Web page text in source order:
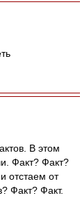
В этом
Факт? Факт?
отстаем от
Факт? Факт.